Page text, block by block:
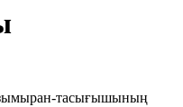
зымыран-тасығышының